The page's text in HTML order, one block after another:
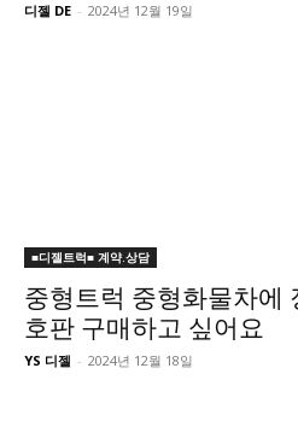
디젤 DE - 2024년 12월 19일
■디젤트럭■ 계약.상담
중형트럭 중형화물차에
호판 구매하고 싶어요
YS 디젤 - 2024년 12월 18일